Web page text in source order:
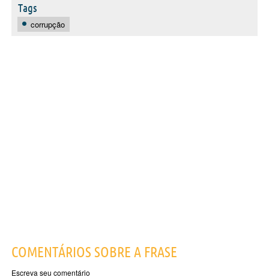
Tags
corrupção
COMENTÁRIOS SOBRE A FRASE
Escreva seu comentário